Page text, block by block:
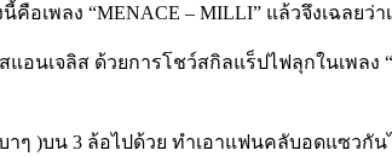
เพลง “MENACE – MILLI” แล้วจึงเฉลยว่
เจลิส ด้วยการโชว์สกิลแร็ปไฟลุกในเพลง
ๆ )บน 3 ล้อไปด้วย ทำเอาแฟนคลับอดแซวกั